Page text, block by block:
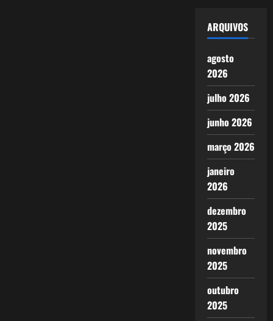
ARQUIVOS
agosto
2026
julho 2026
junho 2026
março 2026
janeiro
2026
dezembro
2025
novembro
2025
outubro
2025